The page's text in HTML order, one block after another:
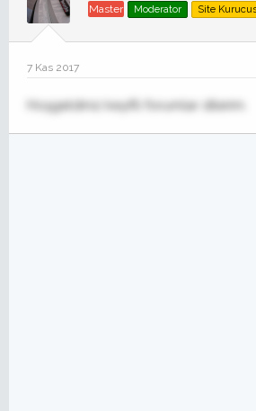
Master Moderator Site
7 Kas 2017
Hoşgeldiniz keyifli forumlar dilerim.